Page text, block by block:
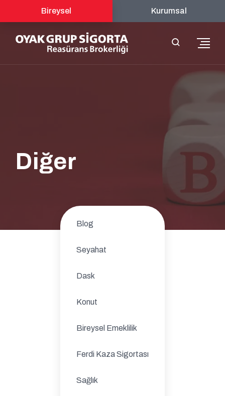
Bireysel Kurumsal
Diğer
Blog
Seyahat
Dask
Konut
Bireysel Emeklilik
Ferdi Kaza Sigortası
Sağlık